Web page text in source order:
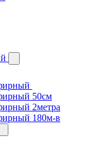
50см
2метра
180м-в